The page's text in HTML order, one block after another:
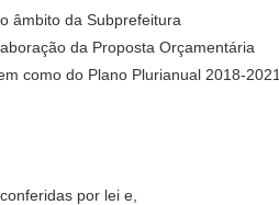
âmbito da Subprefeitura
da Proposta Orçamentária
como do Plano Plurianual 2018-2021.
por lei e,